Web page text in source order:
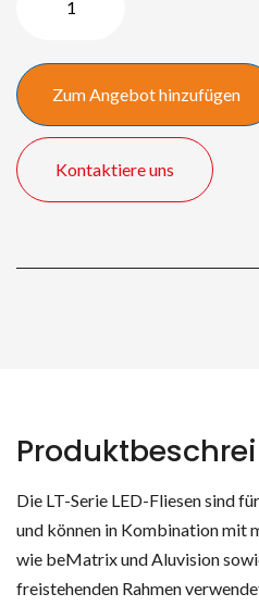
2,50
x
1.50
meter
Menge
Zum Angebot hinzufügen
Kontaktiere uns
Die LT-Serie LED-Fliesen sind
und können in Kombination mit
wie beMatrix und Aluvision
freistehenden Rahmen